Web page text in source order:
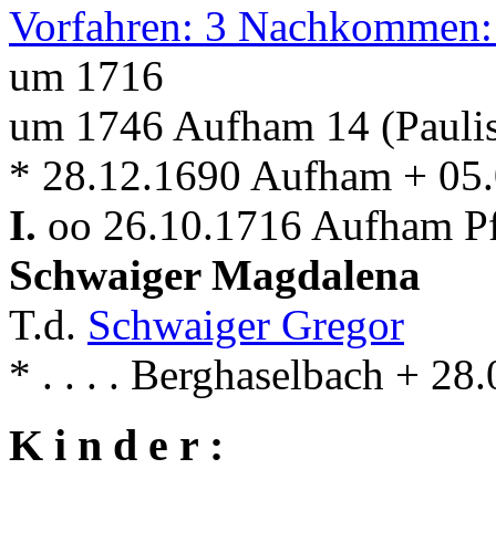
Vorfahren: 3
um 1716
um 1746 Aufham 14
* 28.12.1690 Aufham +
I. oo 26.10.1716 Aufham
Schwaiger Magdalena
T.d. Schwaiger Gregor
* . . . . Berghaselbach +
K i n d e r :